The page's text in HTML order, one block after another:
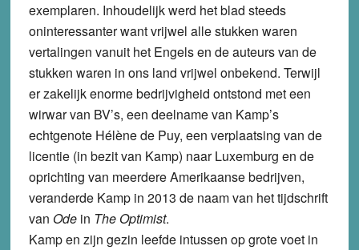
exemplaren. Inhoudelijk werd het blad steeds
oninteressanter want vrijwel alle stukken waren
vertalingen vanuit het Engels en de auteurs van de
stukken waren in ons land vrijwel onbekend. Terwijl
er zakelijk enorme bedrijvigheid ontstond met een
wirwar van BV’s, een deelname van Kamp’s
echtgenote Hélène de Puy, een verplaatsing van de
licentie (in bezit van Kamp) naar Luxemburg en de
oprichting van meerdere Amerikaanse bedrijven,
veranderde Kamp in 2013 de naam van het tijdschrift
van Odein The Optimist.
Kamp en zijn gezin leefde intussen op grote voet in